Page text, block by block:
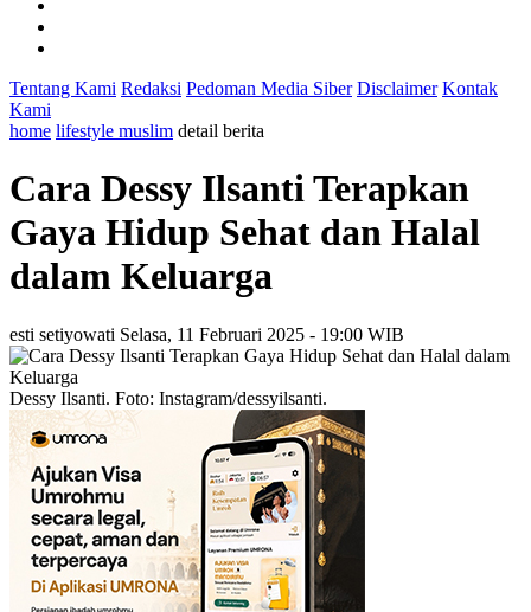
Tentang Kami Redaksi Pedoman Media Siber Disclaimer Kontak
Kami
home lifestyle muslim detail berita
Cara Dessy Ilsanti Terapkan
Gaya Hidup Sehat dan Halal
dalam Keluarga
esti setiyowati Selasa, 11 Februari 2025 - 19:00 WIB
Dessy Ilsanti. Foto: Instagram/dessyilsanti.